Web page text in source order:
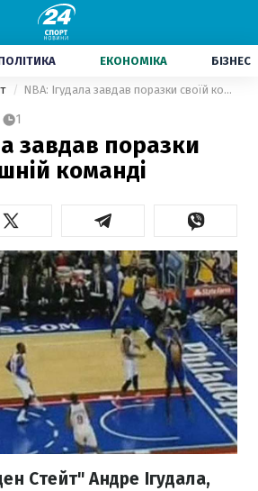
ЕКОНОМІКА БІЗНЕС
NBA: Ігудала завдав поразки своїй колишній команді
1
завдав поразки
команді
Стейт" Андре Ігудала,